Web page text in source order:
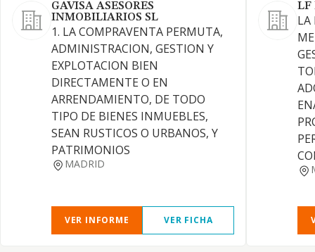
GAVISA ASESORES
INMOBILIARIOS SL
1. LA COMPRAVENTA PERMUTA,
ADMINISTRACION, GESTION Y
EXPLOTACION BIEN
DIRECTAMENTE O EN
ARRENDAMIENTO, DE TODO
TIPO DE BIENES INMUEBLES,
SEAN RUSTICOS O URBANOS, Y
PATRIMONIOS
MADRID
VER INFORME VER FICHA
LF
LA